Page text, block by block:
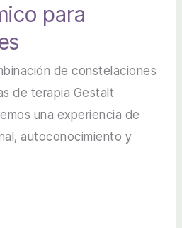
para
de constelaciones
de terapia Gestalt
una experiencia de
autoconocimiento y